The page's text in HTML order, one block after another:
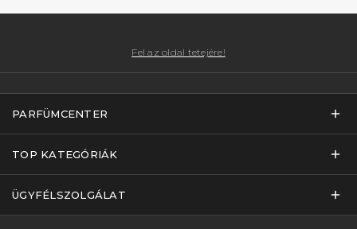
Fel az oldal tetejére!
PARFÜMCENTER
TOP KATEGÓRIÁK
ÜGYFÉLSZOLGÁLAT